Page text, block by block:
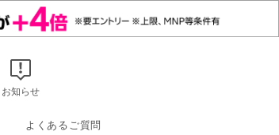
お知らせ
よくあるご質問